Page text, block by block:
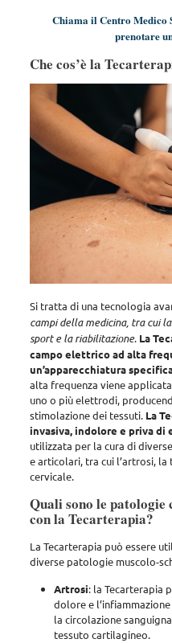
Chiama il Centro Medico
prenotare
Che cos’è la
Si tratta di una tecnologia
campi della medicina, tra cui
sport e la riabilitazione. La
campo elettrico ad alta
un’apparecchiatura
alta frequenza viene
uno o più elettrodi,
stimolazione dei tessuti. La
invasiva, indolore e priva
utilizzata per la cura di
e articolari, tra cui l’artrosi,
cervicale.
Quali sono le patologie
con la Tecarterapia?
La Tecarterapia può essere
diverse patologie muscolo-
Artrosi: la Tecarterapia
dolore e
la circolazione
tessuto cartilagineo.